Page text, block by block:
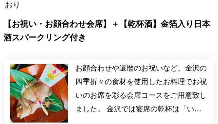
おり
【お祝い・お顔合わせ会席】＋【乾杯酒】金箔入り日本
酒スパークリング付き
お顔合わせや還暦のお祝いなど、金沢の
四季折々の食材を使用したお料理でお祝
いのお席を彩る会席コースをご用意致し
ました。 金沢では宴席の乾杯は「いし